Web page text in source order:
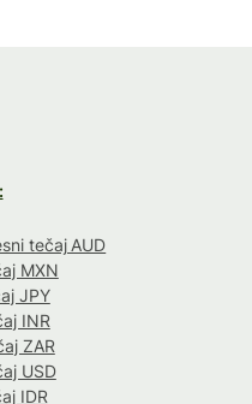
tečaj AUD
MXN
JPY
INR
ZAR
USD
IDR